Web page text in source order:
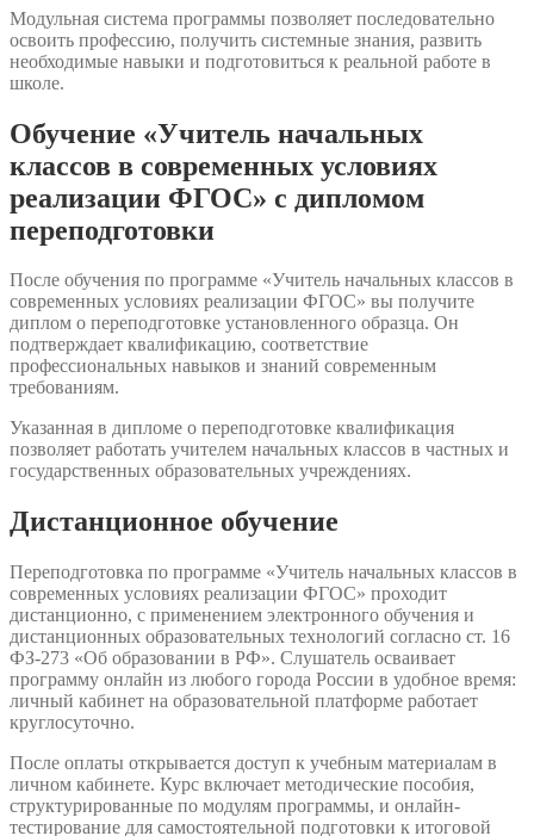
Модульная система программы позволяет последовательно
освоить профессию, получить системные знания, развить
необходимые навыки и подготовиться к реальной работе в
школе.
Обучение «Учитель начальных
классов в современных условиях
реализации ФГОС» с дипломом
переподготовки
После обучения по программе «Учитель начальных классов в
современных условиях реализации ФГОС» вы получите
диплом о переподготовке установленного образца. Он
подтверждает квалификацию, соответствие
профессиональных навыков и знаний современным
требованиям.
Указанная в дипломе о переподготовке квалификация
позволяет работать учителем начальных классов в частных и
государственных образовательных учреждениях.
Дистанционное обучение
Переподготовка по программе «Учитель начальных классов в
современных условиях реализации ФГОС» проходит
дистанционно, с применением электронного обучения и
дистанционных образовательных технологий согласно ст. 16
ФЗ-273 «Об образовании в РФ». Слушатель осваивает
программу онлайн из любого города России в удобное время:
личный кабинет на образовательной платформе работает
круглосуточно.
После оплаты открывается доступ к учебным материалам в
личном кабинете. Курс включает методические пособия,
структурированные по модулям программы, и онлайн-
тестирование для самостоятельной подготовки к итоговой